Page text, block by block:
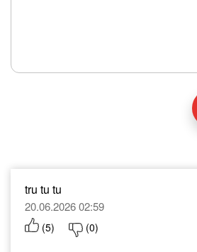
tru tu tu
20.06.2026 02:59
(5) (0)